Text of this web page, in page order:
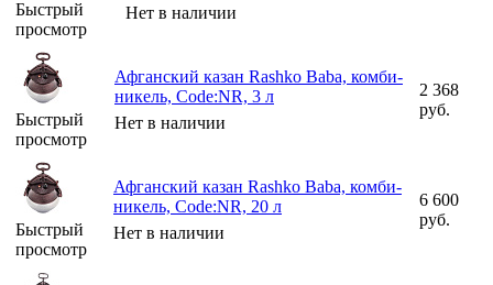
Быстрый
просмотр
Нет в наличии
Быстрый
просмотр
Афганский казан Rashko Baba, комби-
никель, Code:NR, 3 л
Нет в наличии
2 368
руб.
Быстрый
просмотр
Афганский казан Rashko Baba, комби-
никель, Code:NR, 20 л
Нет в наличии
6 600
руб.